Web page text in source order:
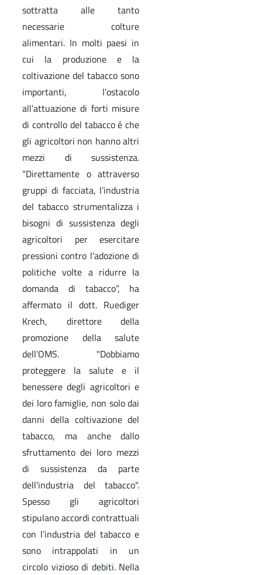
sottratta alle tanto
necessarie colture
alimentari. In molti paesi in
cui la produzione e la
coltivazione del tabacco sono
importanti, l’ostacolo
all’attuazione di forti misure
di controllo del tabacco é che
gli agricoltori non hanno altri
mezzi di sussistenza.
“Direttamente o attraverso
gruppi di facciata, l’industria
del tabacco strumentalizza i
bisogni di sussistenza degli
agricoltori per esercitare
pressioni contro l’adozione di
politiche volte a ridurre la
domanda di tabacco”, ha
affermato il dott. Ruediger
Krech, direttore della
promozione della salute
dell’OMS. "Dobbiamo
proteggere la salute e il
benessere degli agricoltori e
dei loro famiglie, non solo dai
danni della coltivazione del
tabacco, ma anche dallo
sfruttamento dei loro mezzi
di sussistenza da parte
dell'industria del tabacco".
Spesso gli agricoltori
stipulano accordi contrattuali
con l’industria del tabacco e
sono intrappolati in un
circolo vizioso di debiti. Nella